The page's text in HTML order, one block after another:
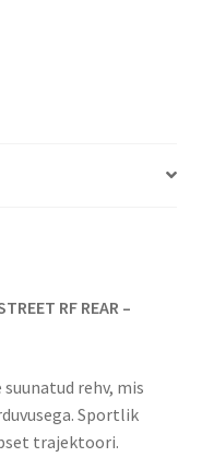
RF REAR –
rehv, mis
Sportlik
trajektoori.